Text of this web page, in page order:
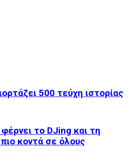
500 τεύχη ιστορίας
το DJing και τη
κοντά σε όλους